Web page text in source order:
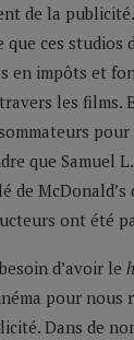
de la
que ces studios
en impôts et
les films.
que Samuel
de McDonald’s
ont été
d’avoir le
pour nous
Dans de